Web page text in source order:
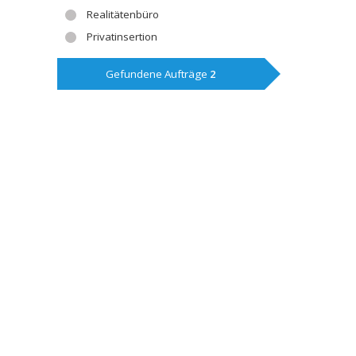
Realitätenbüro
Privatinsertion
Gefundene Aufträge 2